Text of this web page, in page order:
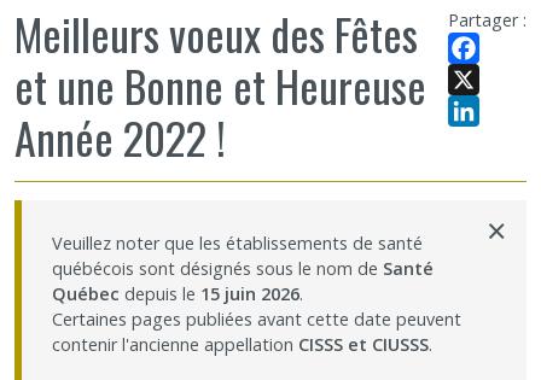
Partageons nos savoirs
Emplois et stages
Nous joindre
Plan du site
Partager :
Facebook
X
Meilleurs voeux des Fêtes
et une Bonne et Heureuse
Année 2022 !
Veuillez noter que les établissements de santé
québécois sont désignés sous le nom de Santé
Québec depuis le 15 juin 2026.
Certaines pages publiées avant cette date peuvent
contenir l'ancienne appellation CISSS et CIUSSS.
×